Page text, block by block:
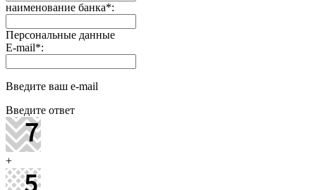
наименование банка*:
Персональные данные
E-mail*:
Введите ваш e-mail
Введите ответ
+